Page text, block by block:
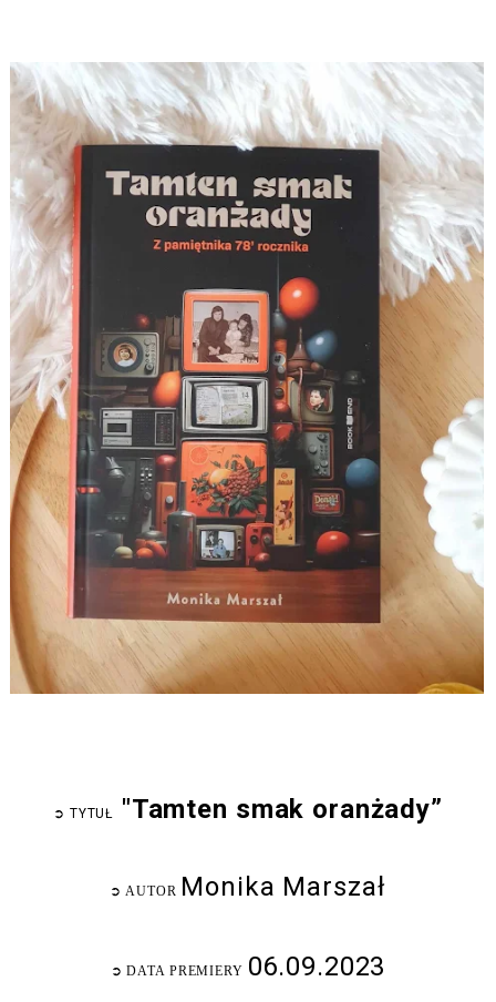
➲ TYTUŁ "Tamten smak oranżady”
➲ AUTOR Monika Marszał
➲ DATA PREMIERY 06.09.2023